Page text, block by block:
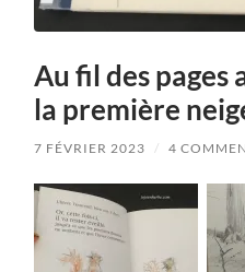
Au fil des pages
la première
7 FÉVRIER 2023 / 4